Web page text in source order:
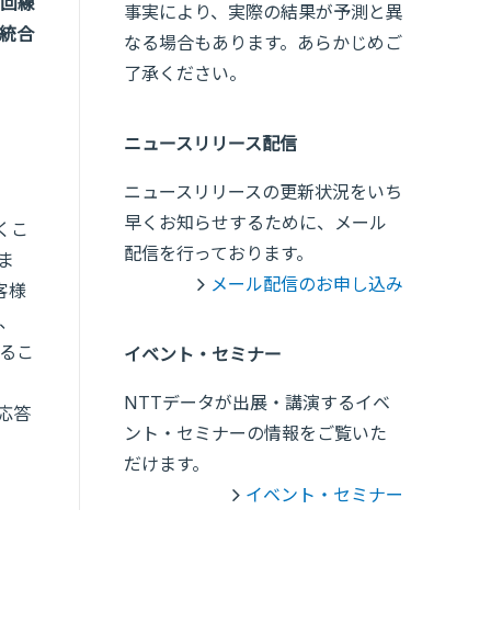
合
こ
様
こ
答
事実により、実際の結果が予測と異
なる場合もあります。あらかじめご
了承ください。
ニュースリリース配信
ニュースリリースの更新状況をいち
早くお知らせするために、メール
配信を行っております。
メール配信のお申し込み
イベント・セミナー
NTTデータが出展・講演するイベ
ント・セミナーの情報をご覧いた
だけます。
イベント・セミナー